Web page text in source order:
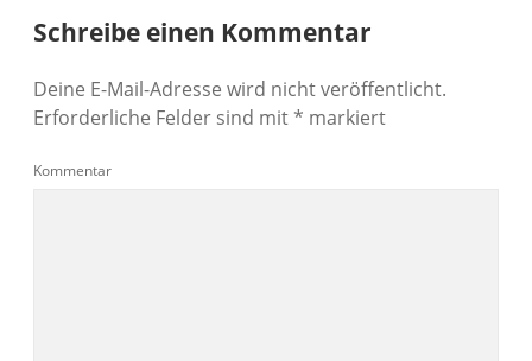
Schreibe einen Kommentar
Deine E-Mail-Adresse wird nicht veröffentlicht.
Erforderliche Felder sind mit* markiert
Kommentar